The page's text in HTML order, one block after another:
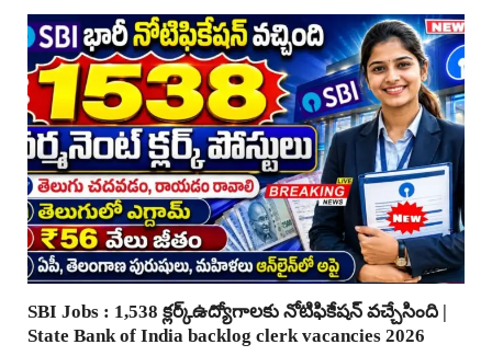
SBI Jobs : 1,538 క్లర్క్ఉద్యోగాలకు నోటిఫికేషన్ వచ్చేసింది |
State Bank of India backlog clerk vacancies 2026